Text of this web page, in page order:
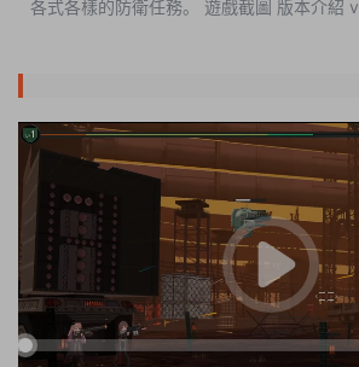
各式各樣的防衛任務。 遊戲截圖 版本介紹 v1.21|容量2.32GB|官